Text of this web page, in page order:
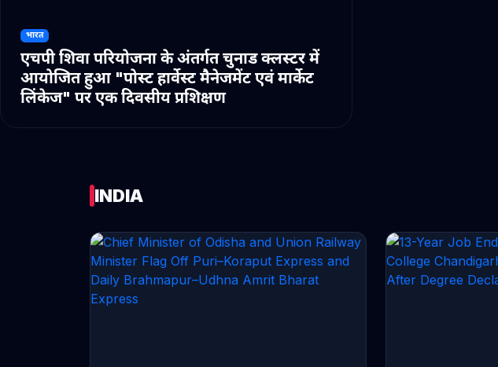
भारत
एचपी शिवा परियोजना के अंतर्गत चुनाड क्लस्टर में
आयोजित हुआ "पोस्ट हार्वेस्ट मैनेजमेंट एवं मार्केट
लिंकेज" पर एक दिवसीय प्रशिक्षण
INDIA